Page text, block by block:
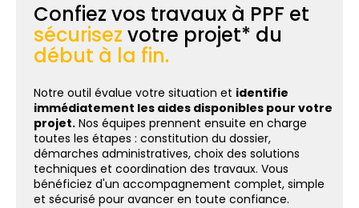
Confiez vos travaux à PPF et
sécurisez votre projet* du
début à la fin.
Notre outil évalue votre situation et identifie
immédiatement les aides disponibles pour votre
projet. Nos équipes prennent ensuite en charge
toutes les étapes : constitution du dossier,
démarches administratives, choix des solutions
techniques et coordination des travaux. Vous
bénéficiez d'un accompagnement complet, simple
et sécurisé pour avancer en toute confiance.